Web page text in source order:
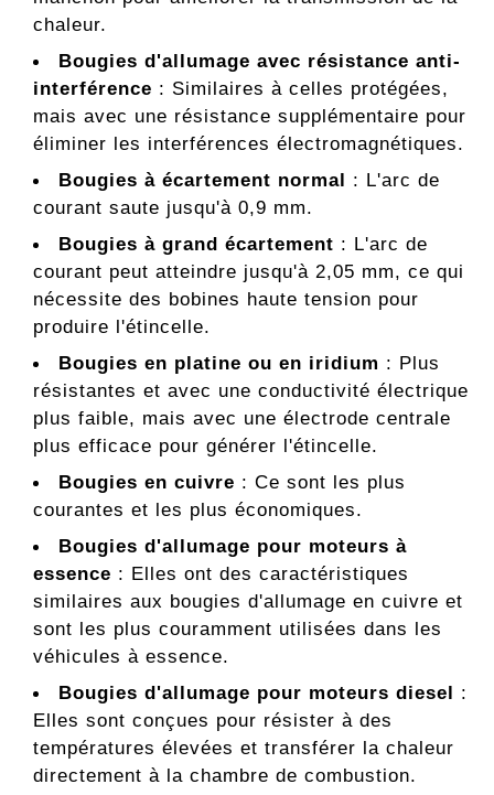
chaleur.
Bougies d'allumage avec résistance anti-
interférence : Similaires à celles protégées,
mais avec une résistance supplémentaire pour
éliminer les interférences électromagnétiques.
Bougies à écartement normal : L'arc de
courant saute jusqu'à 0,9 mm.
Bougies à grand écartement : L'arc de
courant peut atteindre jusqu'à 2,05 mm, ce qui
nécessite des bobines haute tension pour
produire l'étincelle.
Bougies en platine ou en iridium : Plus
résistantes et avec une conductivité électrique
plus faible, mais avec une électrode centrale
plus efficace pour générer l'étincelle.
Bougies en cuivre : Ce sont les plus
courantes et les plus économiques.
Bougies d'allumage pour moteurs à
essence : Elles ont des caractéristiques
similaires aux bougies d'allumage en cuivre et
sont les plus couramment utilisées dans les
véhicules à essence.
Bougies d'allumage pour moteurs diesel :
Elles sont conçues pour résister à des
températures élevées et transférer la chaleur
directement à la chambre de combustion.